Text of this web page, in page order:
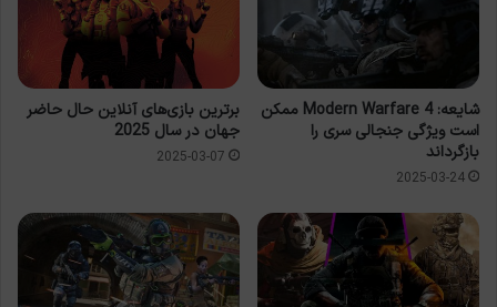
شایعه: Modern Warfare 4 ممکن
است ویژگی جنجالی سری را
بازگرداند
2025-03-24
برترین بازی‌های آنلاین حال حاضر
جهان در سال 2025
2025-03-07